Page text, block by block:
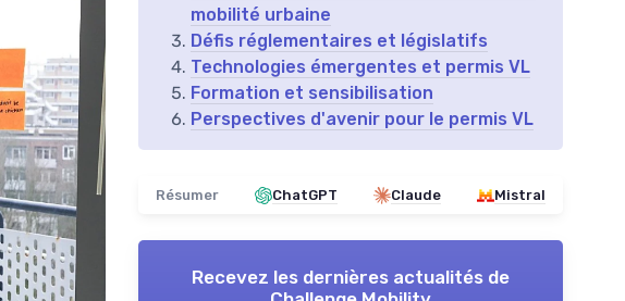
mobilité urbaine
Défis réglementaires et législatifs
Technologies émergentes et permis VL
Formation et sensibilisation
Perspectives d'avenir pour le permis VL
Résumer ChatGPT Claude Mistral
Recevez les dernières actualités de